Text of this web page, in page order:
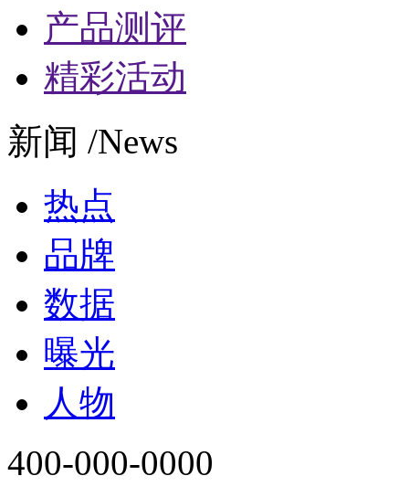
产品测评
精彩活动
新闻 /News
热点
品牌
数据
曝光
人物
400-000-0000